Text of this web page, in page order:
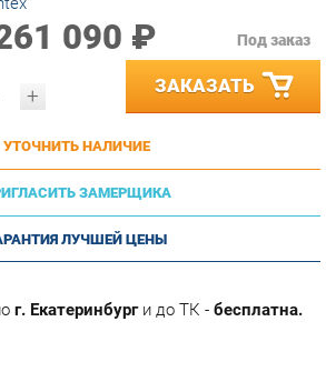
ЗАКАЗАТЬ
УТОЧНИТЬ НАЛИЧИЕ
ЗАМЕРЩИКА
ЛУЧШЕЙ ЦЕНЫ
г. Екатеринбурги до ТК -бесплатна.